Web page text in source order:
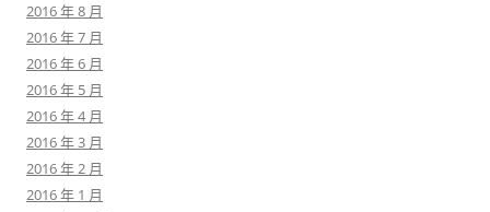
2016 年 8 月
2016 年 7 月
2016 年 6 月
2016 年 5 月
2016 年 4 月
2016 年 3 月
2016 年 2 月
2016 年 1 月